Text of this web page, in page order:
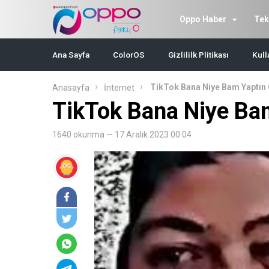
Oppo Haber
Ana Sayfa ColorOS Gizlililk Plitikası
Anasayfa İnternet TikTok Bana Niye Bam Yaptın
TikTok Bana Niye
1640 okunma — 17 Aralık 2023 00:04